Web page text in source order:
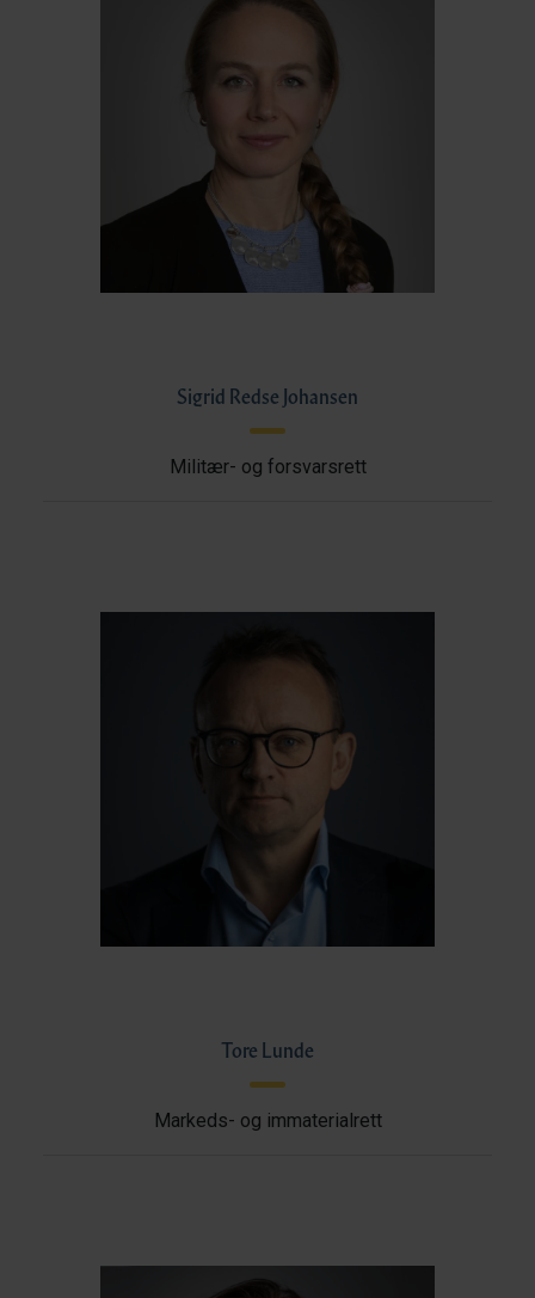
Sigrid Redse Johansen
Militær- og forsvarsrett
Tore Lunde
Markeds- og immaterialrett